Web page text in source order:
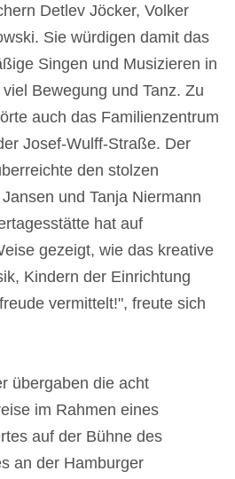
Detlev Jöcker, Volker
Sie würdigen damit das
Singen und Musizieren in
Bewegung und Tanz. Zu
auch das Familienzentrum
Josef-Wulff-Straße. Der
den stolzen
und Tanja Niermann
hat auf
gezeigt, wie das kreative
Kindern der Einrichtung
vermittelt!", freute sich
übergaben die acht
im Rahmen eines
auf der Bühne des
an der Hamburger